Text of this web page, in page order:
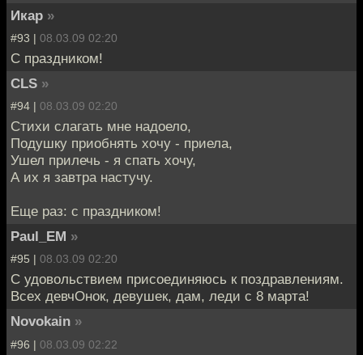
Икар »
#93 | 08.03.09 02:20
С праздником!
CLS »
#94 | 08.03.09 02:20
Стихи слагать мне надоело,
Подушку приобнять хочу - приела,
Ушел прилечь - я спать хочу,
А их я завтра настучу.
Еще раз: с праздником!
Paul_EM »
#95 | 08.03.09 02:20
С удовольствием присоединяюсь к поздравлениям.
Всех девчОнок, девушек, дам, леди с 8 марта!
Novokain »
#96 | 08.03.09 02:22